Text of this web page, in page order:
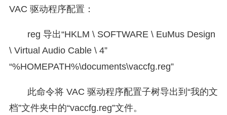
VAC 驱动程序配置：
reg 导出“HKLM \ SOFTWARE \ EuMus Design
\ Virtual Audio Cable \ 4”
“%HOMEPATH%\documents\vaccfg.reg”
此命令将 VAC 驱动程序配置子树导出到“我的文
档”文件夹中的“vaccfg.reg”文件。